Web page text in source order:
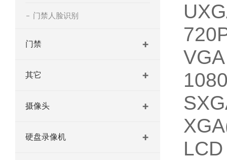
门禁人脸识别
门禁
其它
摄像头
硬盘录像机